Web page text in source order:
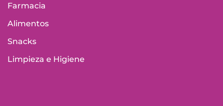
Farmacia
Alimentos
Snacks
Limpieza e Higiene